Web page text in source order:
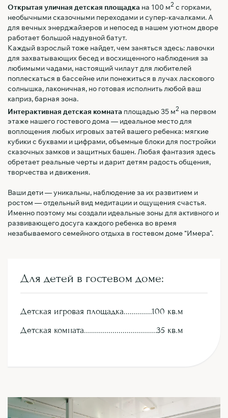
Открытая уличная детская площадка на 100 м2 с горками,
необычными сказочными переходами и супер-качалками. А
для вечных энерджайзеров и непосед в нашем уютном дворе
работает большой надувной батут.
Каждый взрослый тоже найдет, чем заняться здесь: лавочки
для захватывающих бесед и восхищенного наблюдения за
любимыми чадами, настоящий чилаут для любителей
поплескаться в бассейне или понежиться в лучах ласкового
солнышка, лаконичная, но готовая исполнить любой ваш
каприз, барная зона.
Интерактивная детская комната площадью 35 м2 на первом
этаже нашего гостевого дома — идеальное место для
воплощения любых игровых затей вашего ребенка: мягкие
кубики с буквами и цифрами, объемные блоки для постройки
сказочных замков и защитных башен. Любая фантазия здесь
обретает реальные черты и дарит детям радость общения,
творчества и движения.
Ваши дети — уникальны, наблюдение за их развитием и
ростом — отдельный вид медитации и ощущения счастья.
Именно поэтому мы создали идеальные зоны для активного и
развивающего досуга каждого ребенка во время
незабываемого семейного отдыха в гостевом доме “Имера”.
Для детей в гостевом доме:
Детская игровая площадка
100 кв.м
Детская комната
35 кв.м